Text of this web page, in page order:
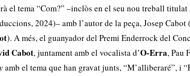
el tema “Com?” –inclòs en el seu nou treball titulat
2024)– amb l’autor de la peça, Josep
). A més, el guanyador del Premi Enderrock del
Cabot, juntament amb el vocalista d’O-Erra, Pau
amb el tema que han gravat junts, “M’alliberaré”, i